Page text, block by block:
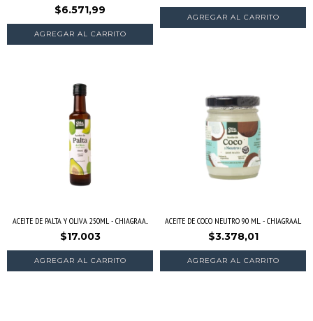
$6.571,99
ACEITE DE PALTA Y OLIVA 250ML - CHIAGRAA...
$17.003
ACEITE DE COCO NEUTRO 90 ML. - CHIAGRAAL
$3.378,01